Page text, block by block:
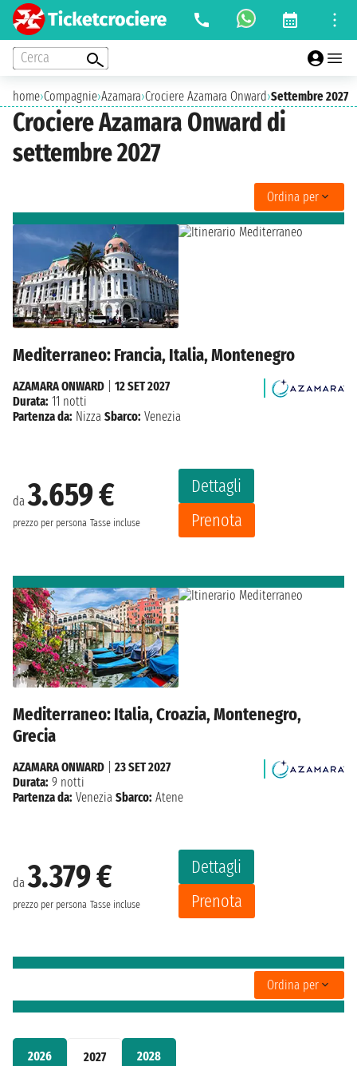
Cerca
home›Compagnie›Azamara›Crociere Azamara Onward›Settembre 2027
Crociere Azamara Onward di
settembre 2027
2026 2027 2028
Ordina per
Mediterraneo: Francia, Italia, Montenegro
da3.659 €
prezzo per persona Tasse incluse
Dettagli
Prenota
AZAMARA ONWARD
12 SET 2027
Durata: 11 notti
Partenza da: Nizza Sbarco: Venezia
Mediterraneo: Italia, Croazia, Montenegro,
Grecia
da3.379 €
prezzo per persona Tasse incluse
Dettagli
Prenota
AZAMARA ONWARD
23 SET 2027
Durata: 9 notti
Partenza da: Venezia Sbarco: Atene
Ordina per